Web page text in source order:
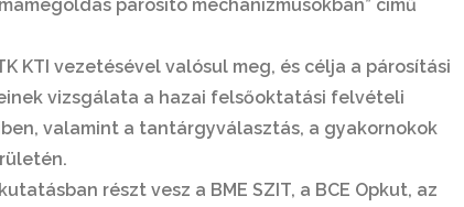
párosító mechanizmusokban” című
KTI vezetésével valósul meg, és célja a párosítási
vizsgálata a hazai felsőoktatási felvételi
valamint a tantárgyválasztás, a gyakornokok
részt vesz a BME SZIT, a BCE Opkut, az